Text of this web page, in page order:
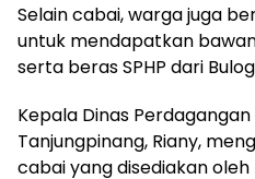
Selain cabai, warga juga
untuk mendapatkan
serta beras SPHP dari
Kepala Dinas
Tanjungpinang, Riany,
cabai yang disediakan